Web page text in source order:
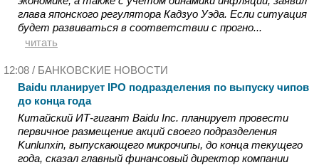
глава японского регулятора Кадзуо Уэда. Если ситуация
будет развиваться в соответствии с прогно...
читать
12:08 / БАНКОВСКИЕ НОВОСТИ
Baidu планирует IPO подразделения по выпуску чипов
до конца года
Китайский ИТ-гигант Baidu Inc. планирует провести
первичное размещение акций своего подразделения
Kunlunxin, выпускающего микрочипы, до конца текущего
года, сказал главный финансовый директор компании